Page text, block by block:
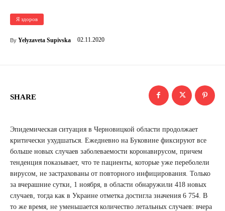
Я здоров
By Yelyzaveta Supivska 02.11.2020
SHARE
Эпидемическая ситуация в Черновицкой области продолжает
критически ухудшаться. Ежедневно на Буковине фиксируют все
больше новых случаев заболеваемости коронавирусом, причем
тенденция показывает, что те пациенты, которые уже переболели
вирусом, не застрахованы от повторного инфицирования. Только
за вчерашние сутки, 1 ноября, в области обнаружили 418 новых
случаев, тогда как в Украине отметка достигла значения 6 754. В
то же время, не уменьшается количество летальных случаев: вчера